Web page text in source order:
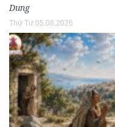
Dung
Thứ Tư 05.08.2026